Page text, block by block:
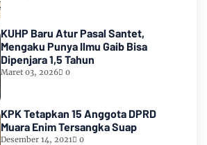
KUHP Baru Atur Pasal Santet,
Mengaku Punya Ilmu Gaib Bisa
Dipenjara 1,5 Tahun
Maret 03, 2026 0
KPK Tetapkan 15 Anggota DPRD
Muara Enim Tersangka Suap
Desember 14, 2021 0